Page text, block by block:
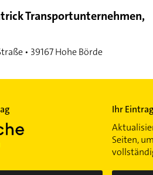
Transportunternehmen,
• 39167 Hohe Börde
Ihr
Seiten,